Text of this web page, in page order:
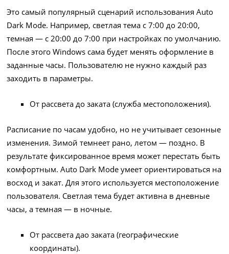
Это самый популярный сценарий использования Auto
Dark Mode. Например, светлая тема с 7:00 до 20:00,
темная — с 20:00 до 7:00 при настройках по умолчанию.
После этого Windows сама будет менять оформление в
заданные часы. Пользователю не нужно каждый раз
заходить в параметры.
От рассвета до заката (служба местоположения).
Расписание по часам удобно, но не учитывает сезонные
изменения. Зимой темнеет рано, летом — поздно. В
результате фиксированное время может перестать быть
комфортным. Auto Dark Mode умеет ориентироваться на
восход и закат. Для этого используется местоположение
пользователя. Светлая тема будет активна в дневные
часы, а темная — в ночные.
От рассвета дао заката (географические
координаты).